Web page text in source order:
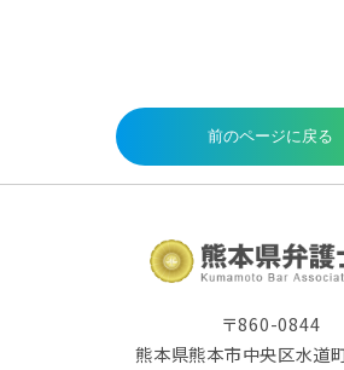
〒860-0844
熊本県熊本市中央区水道